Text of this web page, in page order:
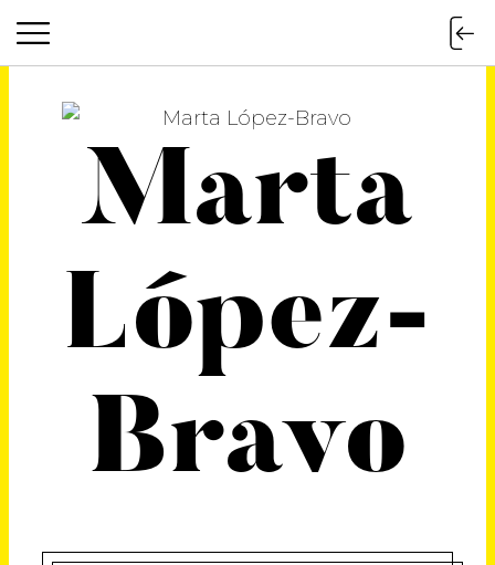
Marta
López-
Bravo